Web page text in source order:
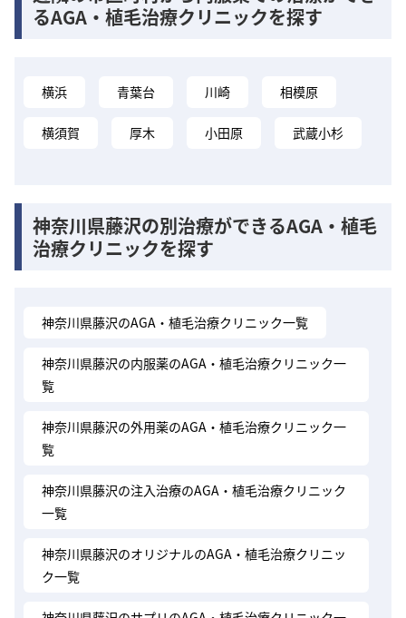
るAGA・植毛治療クリニックを探す
横浜 青葉台 川崎 相模原
横須賀 厚木 小田原 武蔵小杉
神奈川県藤沢の別治療ができるAGA・植毛
治療クリニックを探す
神奈川県藤沢のAGA・植毛治療クリニック一覧
神奈川県藤沢の内服薬のAGA・植毛治療クリニック一
覧
神奈川県藤沢の外用薬のAGA・植毛治療クリニック一
覧
神奈川県藤沢の注入治療のAGA・植毛治療クリニック
一覧
神奈川県藤沢のオリジナルのAGA・植毛治療クリニッ
ク一覧